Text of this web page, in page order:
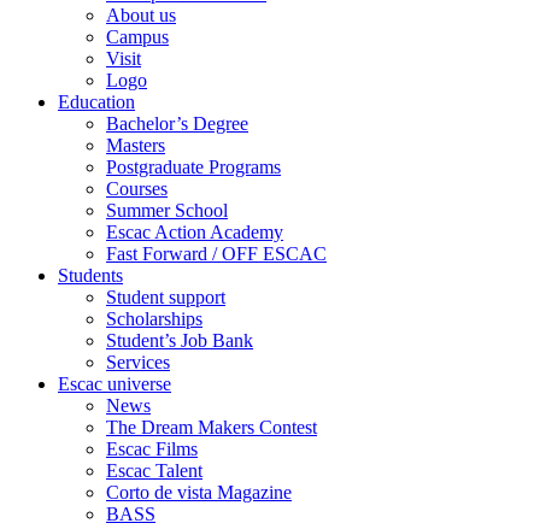
About us
Campus
Visit
Logo
Education
Bachelor’s Degree
Masters
Postgraduate Programs
Courses
Summer School
Escac Action Academy
Fast Forward / OFF ESCAC
Students
Student support
Scholarships
Student’s Job Bank
Services
Escac universe
News
The Dream Makers Contest
Escac Films
Escac Talent
Corto de vista Magazine
BASS